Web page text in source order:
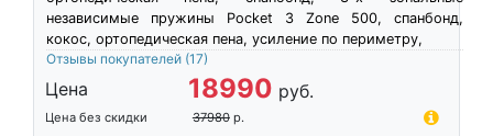
независимые пружины Pocket 3 Zone 500, спанбонд,
кокос, ортопедическая пена, усиление по периметру,
Отзывы покупателей (17)
Цена 18990 руб.
Цена без скидки 37980 р.